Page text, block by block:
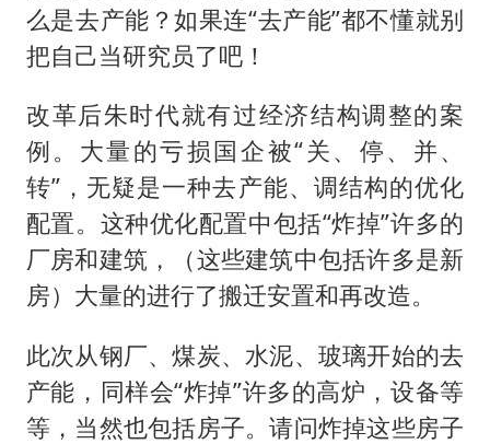
么是去产能？如果连“去产能”都不懂就别
把自己当研究员了吧！
改革后朱时代就有过经济结构调整的案
例。大量的亏损国企被“关、停、并、
转”，无疑是一种去产能、调结构的优化
配置。这种优化配置中包括“炸掉”许多的
厂房和建筑，（这些建筑中包括许多是新
房）大量的进行了搬迁安置和再改造。
此次从钢厂、煤炭、水泥、玻璃开始的去
产能，同样会“炸掉”许多的高炉，设备等
等，当然也包括房子。请问炸掉这些房子